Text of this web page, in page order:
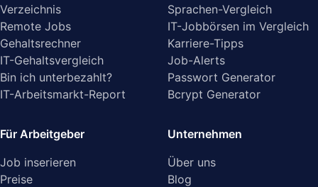
Verzeichnis
Remote Jobs
Gehaltsrechner
IT-Gehaltsvergleich
Bin ich unterbezahlt?
IT-Arbeitsmarkt-Report
Sprachen-Vergleich
IT-Jobbörsen im Vergleich
Karriere-Tipps
Job-Alerts
Passwort Generator
Bcrypt Generator
Für Arbeitgeber
Job inserieren
Preise
Unternehmen
Über uns
Blog